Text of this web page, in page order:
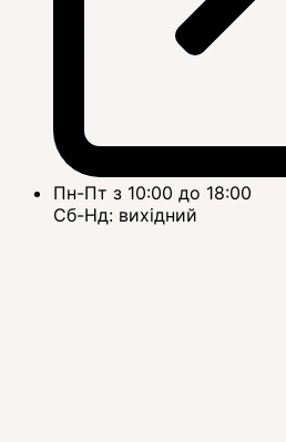
Пн-Пт з 10:00 до 18:00
Сб-Нд: вихідний